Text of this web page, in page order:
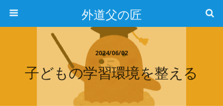
外道父の匠
2024/06/02
子どもの学習環境を整える